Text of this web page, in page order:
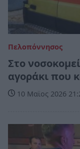
Πελοπόννησος
Στο
αγοράκι που
10 Μαϊος 2026